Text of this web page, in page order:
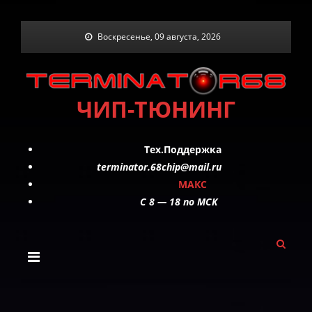
Воскресенье, 09 августа, 2026
ЧИП-ТЮНИНГ
Тех.Поддержка
terminator.68chip@mail.ru
МАКС
C 8 — 18 по МСК